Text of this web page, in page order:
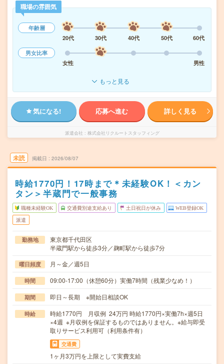
職場の雰囲気
年齢層
20代
30代 40代 50代
60代
男女比率
女性
男性
もっと見る
気になる! 応募へ進む 詳しく見る
派遣会社 株式会社リクルートスタッフィング
未読 掲載日 2026/08/07
時給1770円！17時まで＊未経験OK！＜カン
タン＞半蔵門で一般事務
職種未経験OK 交通費別途支給あり 土日祝日が休み WEB登録OK
派遣
勤務地
東京都千代田区
半蔵門駅から徒歩3分／麹町駅から徒歩7分
曜日頻度 月～金／週5日
時間 09:00-17:00（休憩60分）実働7時間（残業少なめ！）
期間 即日～長期 ※開始日相談OK
時給
時給1770円 月収例 24万円 時給1770円×実働7h×週5日
×4週 ※月収例を保証するものではありません。※給与即受
取りサービス利用可（利用条件有）
交通費
1ヶ月3万円を上限として実費支給